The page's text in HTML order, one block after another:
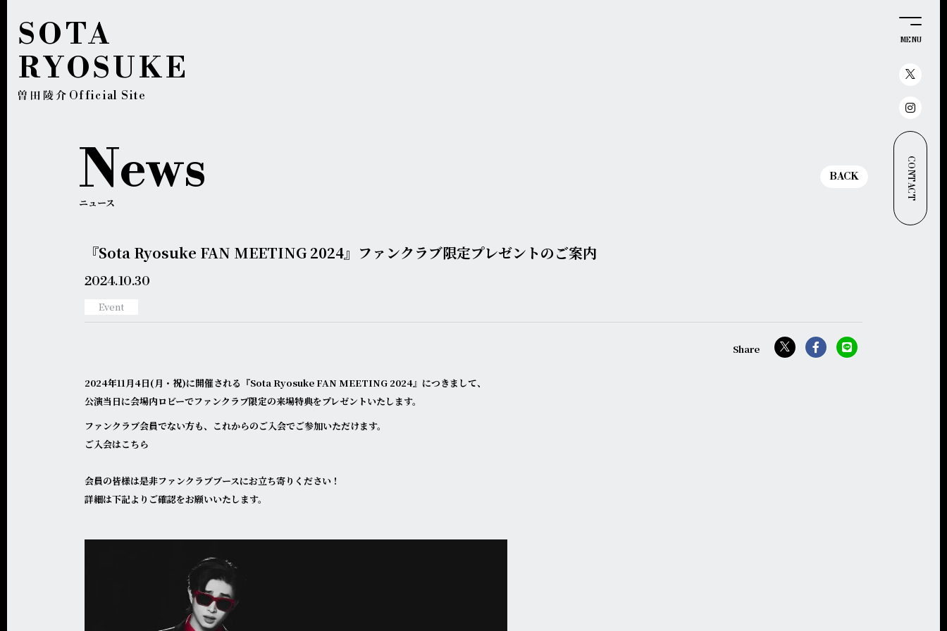
SOTA
RYOSUKE
Official Site
MENU
CONTACT
News
ニュース
BACK
『Sota Ryosuke FAN MEETING 2024』ファンクラブ限定プレゼントのご案内
2024.10.30
Event
2024年11月4日(月・祝)に開催される『Sota Ryosuke FAN MEETING 2024』につきまして、
公演当日に会場内ロビーでファンクラブ限定の来場特典をプレゼントいたします。
ファンクラブ会員でない方も、これからのご入会でご参加いただけます。
ご入会はこちら
会員の皆様は是非ファンクラブブースにお立ち寄りください！
詳細は下記よりご確認をお願いいたします。